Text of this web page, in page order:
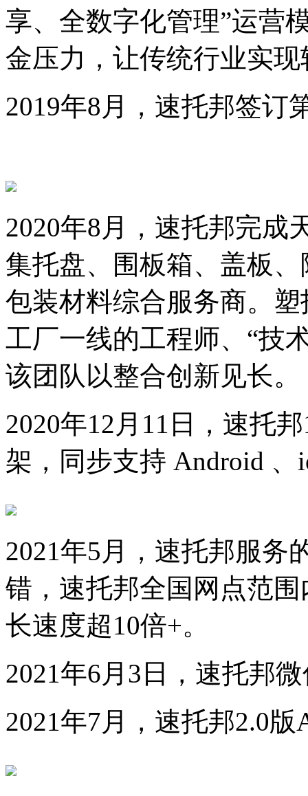
享、全数字化管理”运营
金压力，让传统行业实
2019年8月，速托邦签订
2020年8月，速托邦完成
集托盘、围板箱、盖板
包装材料综合服务商。
工厂一线的工程师、“技
该团队以整合创新见长。
2020年12月11日，速托
架，同步支持 Android 、
2021年5月，速托邦服务
错，速托邦全国网点范
长速度超10倍+。
2021年6月3日，速托邦
2021年7月，速托邦2.0